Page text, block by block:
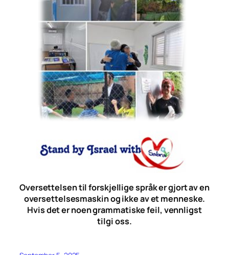
Oversettelsen til forskjellige språk er gjort av en
oversettelsesmaskin og ikke av et menneske.
Hvis det er noen grammatiske feil, vennligst
tilgi oss.